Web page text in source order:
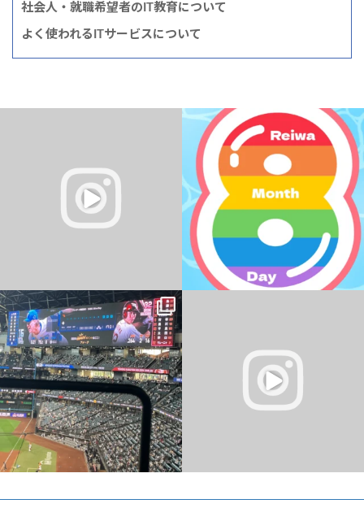
社会人・就職希望者のIT教育について
よく使われるITサービスについて
0
令和8年8月8日
／
今日は、8ならびの日ですね。
なんの日なんですかね？
0 0
パソコン教室 YESパソコン学院 新さっぽ
ろ校
...
0 0
・...
2